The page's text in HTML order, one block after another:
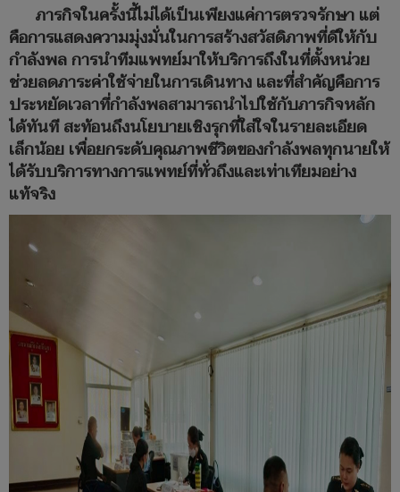
ภารกิจในครั้งนี้ไม่ได้เป็นเพียงแค่การตรวจรักษา แต่
คือการแสดงความมุ่งมั่นในการสร้างสวัสดิภาพที่ดีให้กับ
กำลังพล การนำทีมแพทย์มาให้บริการถึงในที่ตั้งหน่วย
ช่วยลดภาระค่าใช้จ่ายในการเดินทาง และที่สำคัญคือการ
ประหยัดเวลาที่กำลังพลสามารถนำไปใช้กับภารกิจหลัก
ได้ทันที สะท้อนถึงนโยบายเชิงรุกที่ใส่ใจในรายละเอียด
เล็กน้อย เพื่อยกระดับคุณภาพชีวิตของกำลังพลทุกนายให้
ได้รับบริการทางการแพทย์ที่ทั่วถึงและเท่าเทียมอย่าง
แท้จริง